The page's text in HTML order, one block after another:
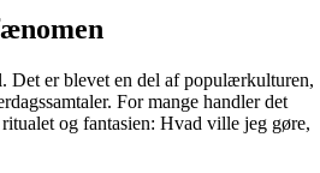
Det er blevet en del af populærkulturen,
For mange handler det
og fantasien: Hvad ville jeg gøre,